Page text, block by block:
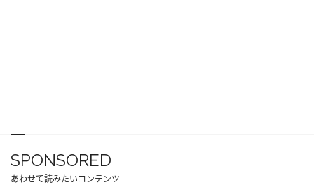
SPONSORED
あわせて読みたいコンテンツ